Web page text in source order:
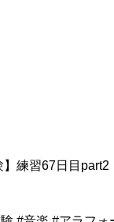
】練習67日目part2